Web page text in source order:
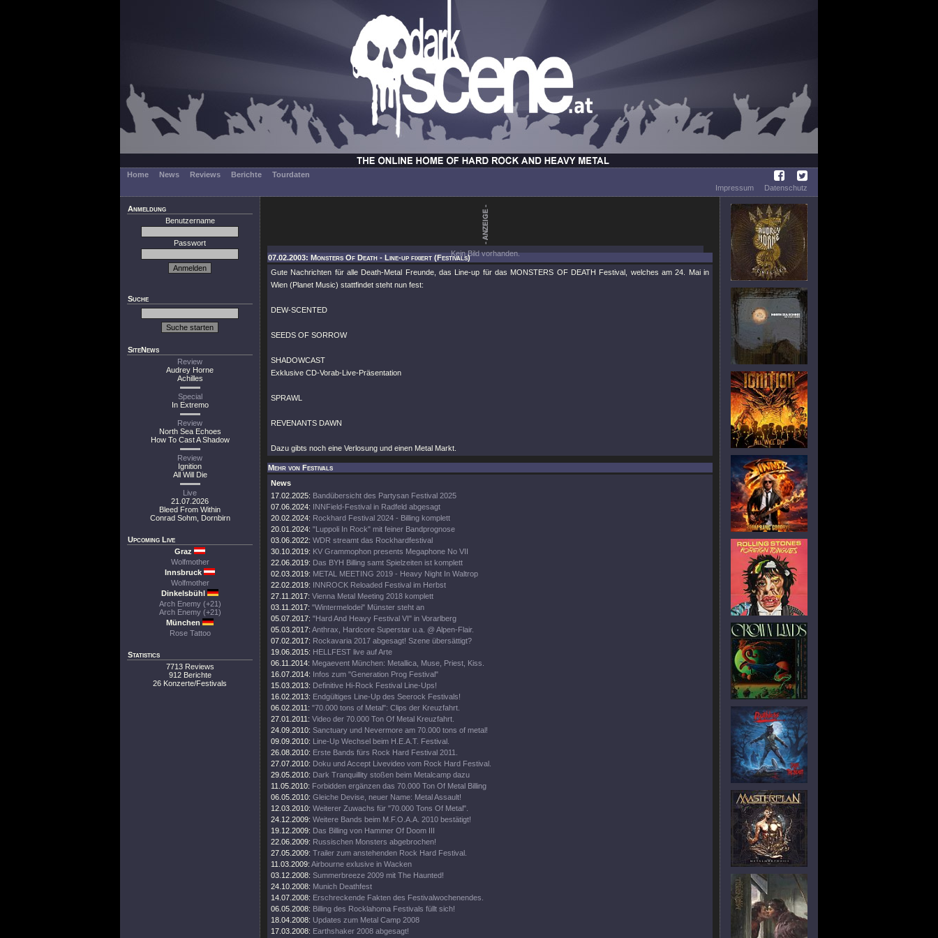
Home News Reviews Berichte
Tourdaten
Impressum
Datenschutz
Anmeldung
Benutzername
Passwort
Suche
SiteNews
Review
Audrey Horne
Achilles
Special
In Extremo
Review
North Sea Echoes
How To Cast A Shadow
Review
Ignition
All Will Die
Live
21.07.2026
Bleed From Within
Conrad Sohm, Dornbirn
Upcoming Live
Graz
Wolfmother
Innsbruck
Wolfmother
Dinkelsbühl
Arch Enemy (+21)
Arch Enemy (+21)
München
Rose Tattoo
Statistics
7713 Reviews
912 Berichte
26 Konzerte/Festivals
Kein Bild vorhanden.
07.02.2003: Monsters Of Death - Line-up fixiert (Festivals)
Gute Nachrichten für alle Death-Metal Freunde, das Line-up für das MONSTERS OF DEATH Festival, welches am 24. Mai in
Wien (Planet Music) stattfindet steht nun fest:
DEW-SCENTED
SEEDS OF SORROW
SHADOWCAST
Exklusive CD-Vorab-Live-Präsentation
SPRAWL
REVENANTS DAWN
Dazu gibts noch eine Verlosung und einen Metal Markt.
Mehr von Festivals
News
17.02.2025: Bandübersicht des Partysan Festival 2025
07.06.2024: INNField-Festival in Radfeld abgesagt
20.02.2024: Rockhard Festival 2024 - Billing komplett
20.01.2024: "Luppoli In Rock" mit feiner Bandprognose
03.06.2022: WDR streamt das Rockhardfestival
30.10.2019: KV Grammophon presents Megaphone No VII
22.06.2019: Das BYH Billing samt Spielzeiten ist komplett
02.03.2019: METAL MEETING 2019 - Heavy Night In Waltrop
22.02.2019: INNROCK Reloaded Festival im Herbst
27.11.2017: Vienna Metal Meeting 2018 komplett
03.11.2017: "Wintermelodei" Münster steht an
05.07.2017: "Hard And Heavy Festival VI" in Vorarlberg
05.03.2017: Anthrax, Hardcore Superstar u.a. @ Alpen-Flair.
07.02.2017: Rockavaria 2017 abgesagt! Szene übersättigt?
19.06.2015: HELLFEST live auf Arte
06.11.2014: Megaevent München: Metallica, Muse, Priest, Kiss.
16.07.2014: Infos zum "Generation Prog Festival"
15.03.2013: Definitive Hi-Rock Festival Line-Ups!
16.02.2013: Endgültiges Line-Up des Seerock Festivals!
06.02.2011: "70.000 tons of Metal": Clips der Kreuzfahrt.
27.01.2011: Video der 70.000 Ton Of Metal Kreuzfahrt.
24.09.2010: Sanctuary und Nevermore am 70.000 tons of metal!
09.09.2010: Line-Up Wechsel beim H.E.A.T. Festival.
26.08.2010: Erste Bands fürs Rock Hard Festival 2011.
27.07.2010: Doku und Accept Livevideo vom Rock Hard Festival.
29.05.2010: Dark Tranquillity stoßen beim Metalcamp dazu
11.05.2010: Forbidden ergänzen das 70.000 Ton Of Metal Billing
06.05.2010: Gleiche Devise, neuer Name: Metal Assault!
12.03.2010: Weiterer Zuwachs für "70.000 Tons Of Metal".
24.12.2009: Weitere Bands beim M.F.O.A.A. 2010 bestätigt!
19.12.2009: Das Billing von Hammer Of Doom III
22.06.2009: Russischen Monsters abgebrochen!
27.05.2009: Trailer zum anstehenden Rock Hard Festival.
11.03.2009: Airbourne exlusive in Wacken
03.12.2008: Summerbreeze 2009 mit The Haunted!
24.10.2008: Munich Deathfest
14.07.2008: Erschreckende Fakten des Festivalwochenendes.
06.05.2008: Billing des Rocklahoma Festivals füllt sich!
18.04.2008: Updates zum Metal Camp 2008
17.03.2008: Earthshaker 2008 abgesagt!